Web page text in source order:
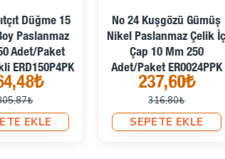
Düğme 15
Paslanmaz
Adet/Paket
ERD150P4PK
EKLE
No 24 Kuşgözü Gümüş
Nikel Paslanmaz Çelik İç
Çap 10 Mm 250
Adet/Paket ER0024PPK
237,60₺
316,80₺
SEPETE EKLE